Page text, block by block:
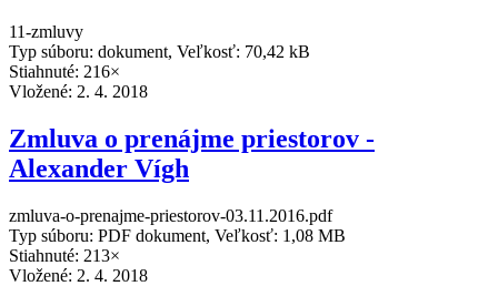
11-zmluvy
Typ súboru: dokument, Veľkosť: 70,42 kB
Stiahnuté: 216×
Vložené: 2. 4. 2018
Zmluva o prenájme priestorov -
Alexander Vígh
zmluva-o-prenajme-priestorov-03.11.2016.pdf
Typ súboru: PDF dokument, Veľkosť: 1,08 MB
Stiahnuté: 213×
Vložené: 2. 4. 2018